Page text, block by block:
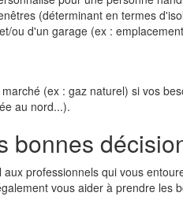
(déterminant en termes
ou d'un garage (ex :
(ex : gaz naturel) si vos
au nord...).
bonnes
professionnels qui vous
vous aider à prendre les